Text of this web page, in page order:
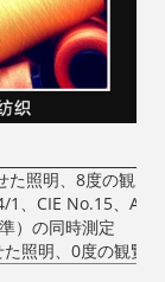
た照明、8度の観覧
1、CIE No.15、
）の同時測定
照明、0度の観覧）